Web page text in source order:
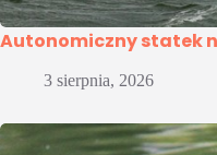
Autonomiczny statek
3 sierpnia, 2026